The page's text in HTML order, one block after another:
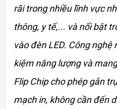
rãi trong nhiều lĩnh vực
thông, y tế,... và nổi bật
vào đèn LED. Công nghệ
kiệm năng lượng và
Flip Chip cho phép gắn
mạch in, không cần đến